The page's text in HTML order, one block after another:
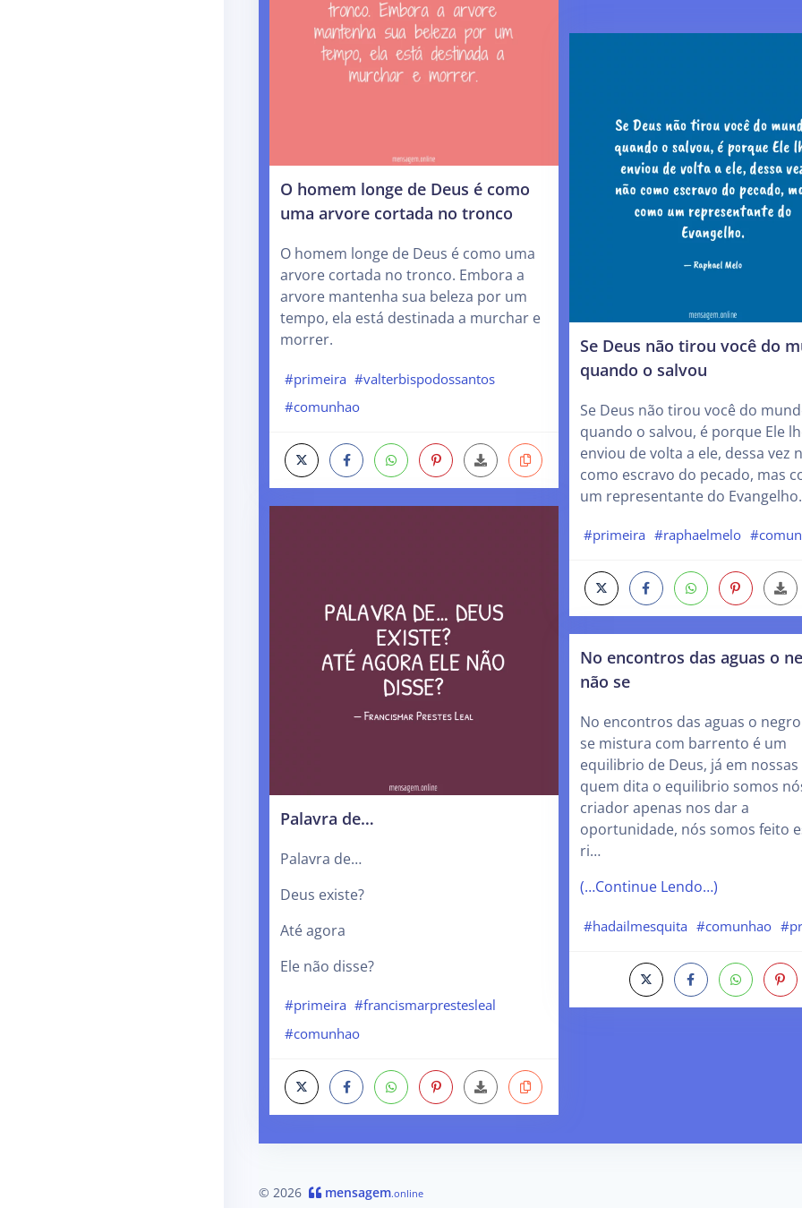
O homem longe de Deus é como
uma arvore cortada no tronco
O homem longe de Deus é como uma
arvore cortada no tronco. Embora a
arvore mantenha sua beleza por um
tempo, ela está destinada a murchar e
morrer.
#primeira #valterbispodossantos
#comunhao
Palavra de…
Palavra de…
Deus existe?
Até agora
Ele não disse?
#primeira #francismarprestesleal
#comunhao
Se Deus não tirou você do
quando o salvou
Se Deus não tirou você do
quando o salvou, é porque Ele
enviou de volta a ele, dessa vez
como escravo do pecado, mas
um representante do Evangelho.
#primeira #raphaelmelo
No encontros das aguas o
não se
No encontros das aguas o
se mistura com barrento é um
equilibrio de Deus, já em nossas
quem dita o equilibrio somos
criador apenas nos dar a
oportunidade, nós somos feito
ri…
(…Continue Lendo…)
#hadailmesquita #comunhao
© 2026 mensagem.online